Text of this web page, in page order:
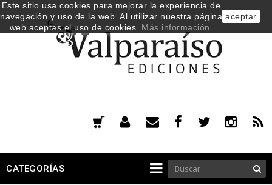
CATEGORÍAS
Este sitio usa cookies para mejorar la experiencia de
navegación y uso de la web. Al utilizar nuestra página
web aceptas el uso de cookies. Más información
aceptar